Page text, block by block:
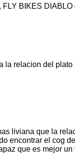
FLY BIKES DIABLO
la relacion del
liviana que la
encontrar el cog
que es mejor